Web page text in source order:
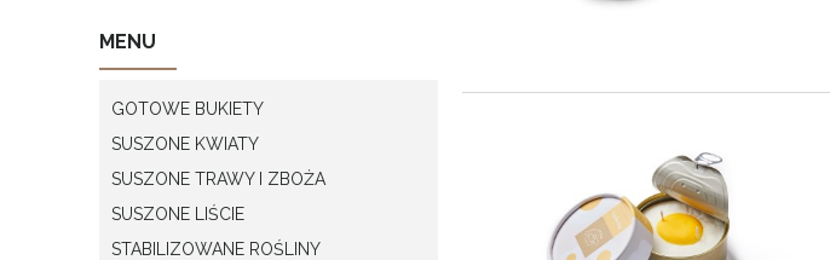
MENU
GOTOWE BUKIETY
SUSZONE KWIATY
SUSZONE TRAWY I ZBOŻA
SUSZONE LIŚCIE
STABILIZOWANE ROŚLINY